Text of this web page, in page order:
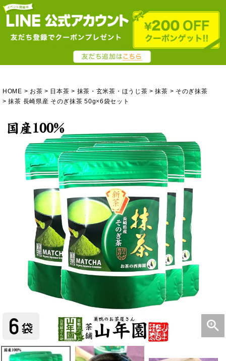
HOME お茶 日本茶 抹茶・玄米茶・ほうじ茶 抹茶
そのぎ抹茶
抹茶 長崎県産 そのぎ抹茶 50g×6袋セット